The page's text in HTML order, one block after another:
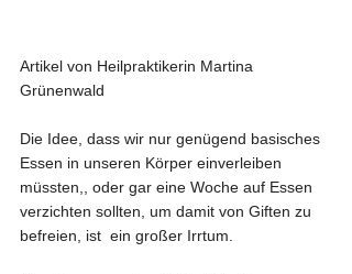
Artikel von Heilpraktikerin Martina
Grünenwald
Die Idee, dass wir nur genügend basisches
Essen in unseren Körper einverleiben
müssten,, oder gar eine Woche auf Essen
verzichten sollten, um damit von Giften zu
befreien, ist  ein großer Irrtum.